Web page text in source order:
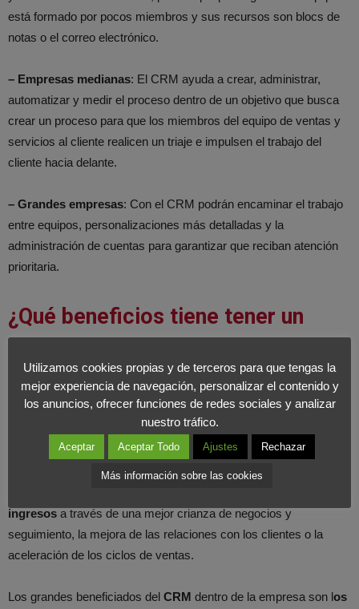
está formado por pocos miembros y sus recursos son blocs de
notas o el correo electrónico.
– Empresas medianas: El CRM ayuda a crear, administrar,
automatizar y medir el proceso dentro de un objetivo que busca
crear un proceso para que los miembros del equipo de ventas y
servicios al cliente realicen un triaje e impulsen el trabajo del
cliente hacia delante.
– Grandes empresas: Con el CRM podrán encaminar el trabajo
entre equipos, personalizaciones más detalladas y la
administración de cuentas para garantizar que reciban atención
prioritaria.
¿Qué beneficios tiene tener un
CRM?
Podemos observar que el mercado cuenta con decenas de
software. El sistema de CRM está basado en la nube y permite a
más de 300,000 empresas ofrecer experiencias de clientes
sobresalientes al romper las barreras de sus mercados.
ingresos a través de una mejor crianza de negocios y
seguimiento, la mejora de las relaciones con los clientes o la
aceleración de los ciclos de ventas.
Los grandes beneficiados del CRM dentro de la empresa son los
Utilizamos cookies propias y de terceros para que tengas la
mejor experiencia de navegación, personalizar el contenido y
los anuncios, ofrecer funciones de redes sociales y analizar
nuestro tráfico.
Aceptar Aceptar Todo Ajustes Rechazar
Más información sobre las cookies